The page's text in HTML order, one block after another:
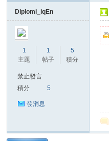
Diplomi_iqEn
1
主題
1
帖子
5
積分
禁止發言
積分
5
發消息